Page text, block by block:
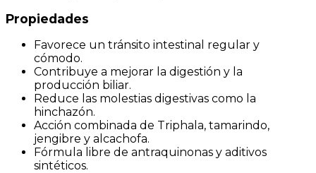
Propiedades
Favorece un tránsito intestinal regular y
cómodo.
Contribuye a mejorar la digestión y la
producción biliar.
Reduce las molestias digestivas como la
hinchazón.
Acción combinada de Triphala, tamarindo,
jengibre y alcachofa.
Fórmula libre de antraquinonas y aditivos
sintéticos.